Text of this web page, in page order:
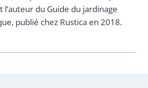
l’auteur du Guide du jardinage
publié chez Rustica en 2018.